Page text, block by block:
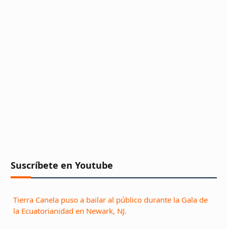
Suscríbete en Youtube
Tierra Canela puso a bailar al público durante la Gala de
la Ecuatorianidad en Newark, NJ.